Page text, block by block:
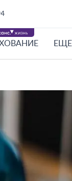
ЕЩЕ